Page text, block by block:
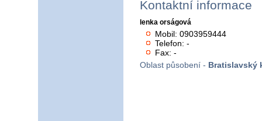
Kontaktní informace
lenka orságová
Mobil: 0903959444
Telefon: -
Fax: -
Oblast působení - Bratislavský